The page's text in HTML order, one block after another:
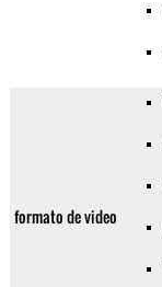
formato de video